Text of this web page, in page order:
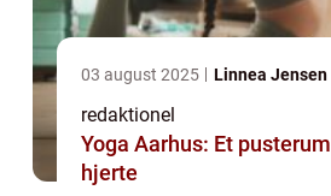
03 august 2025 Linnea Jensen
redaktionel
Yoga Aarhus: Et
hjerte